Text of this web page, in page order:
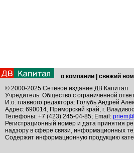
о компании свежий
© 2000-2025 Сетевое издание ДВ Капитал
Учредитель: Общество с ограниченной
И.о. главного редактора: Голубь Андрей
Адрес: 690014, Приморский край, г.
Телефоны: +7 (423) 245-04-85; Email:
Регистрационный номер и дата принятия
надзору в сфере связи, информационных
Содержит информационную продукцию